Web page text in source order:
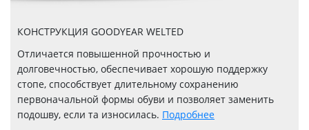
КОНСТРУКЦИЯ GOODYEAR WELTED
Отличается повышенной прочностью и
долговечностью, обеспечивает хорошую поддержку
стопе, способствует длительному сохранению
первоначальной формы обуви и позволяет заменить
подошву, если та износилась. Подробнее